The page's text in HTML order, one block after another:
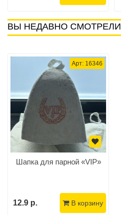
ВЫ НЕДАВНО СМОТРЕЛИ
Арт: 16346
Шапка для парной «VIP»
12.9 р. В корзину